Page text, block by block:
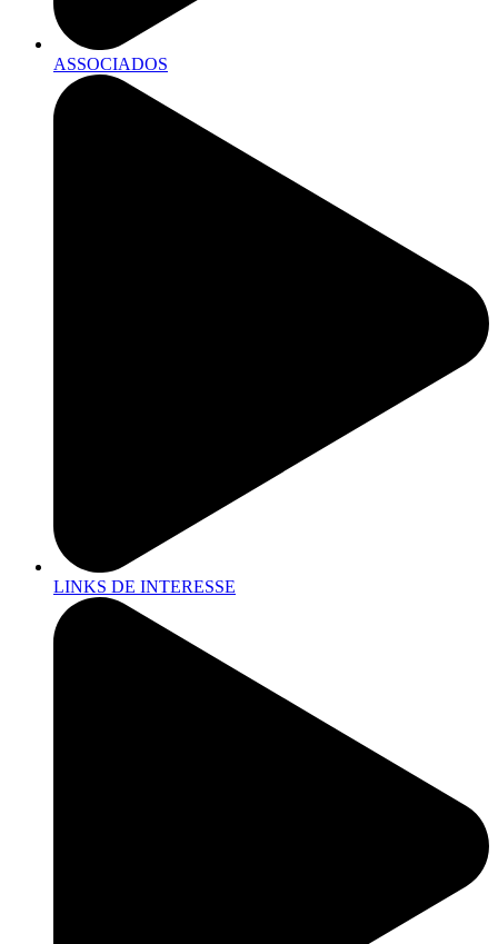
ASSOCIADOS
LINKS DE INTERESSE